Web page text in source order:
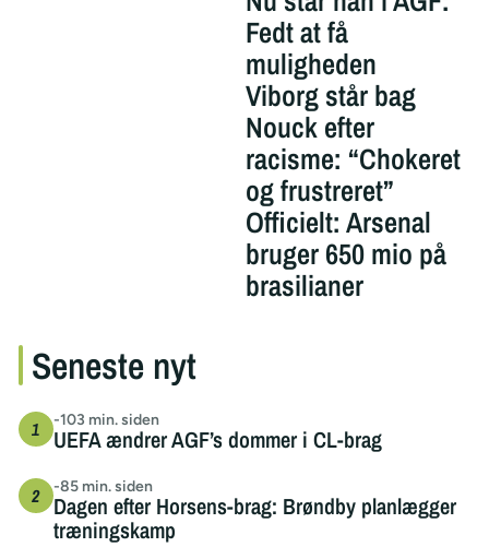
Fedt at få
muligheden
Viborg står bag
Nouck efter
racisme: “Chokeret
og frustreret”
Officielt: Arsenal
bruger 650 mio på
brasilianer
Seneste nyt
-103 min. siden
UEFA ændrer AGF’s dommer i CL-brag
-85 min. siden
Dagen efter Horsens-brag: Brøndby planlægger
træningskamp